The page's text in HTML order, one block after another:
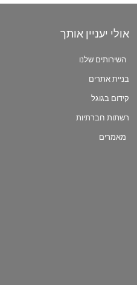
אולי יעניין אותך
השירותים שלנו
בניית אתרים
קידום בגוגל
רשתות חברתיות
מאמרים